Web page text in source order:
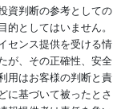
資判断の参考としての
としてはいません。
センス提供を受ける情
が、その正確性、安全
用はお客様の判断と責
に基づいて被ったとさ